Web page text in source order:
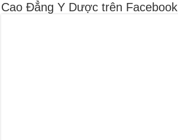
Cao Đẳng Y Dược trên Facebook